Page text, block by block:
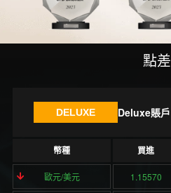
點差
DELUXE Deluxe賬戶
幣種 買進
歐元/美元 1.15570